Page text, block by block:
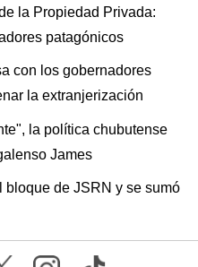
la Propiedad Privada:
patagónicos
con los gobernadores
la extranjerización
la política chubutense
James
bloque de JSRN y se sumó